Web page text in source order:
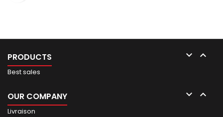
PRODUCTS  
Best sales
OUR COMPANY  
Livraison